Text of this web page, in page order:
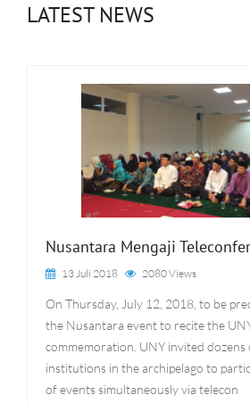
LATEST NEWS
Nusantara Mengaji
13 Juli 2018 2080 Views
On Thursday, July 12, 2018, to be
the Nusantara event to recite the
commemoration. UNY invited
institutions in the archipelago to
of events simultaneously via telecon